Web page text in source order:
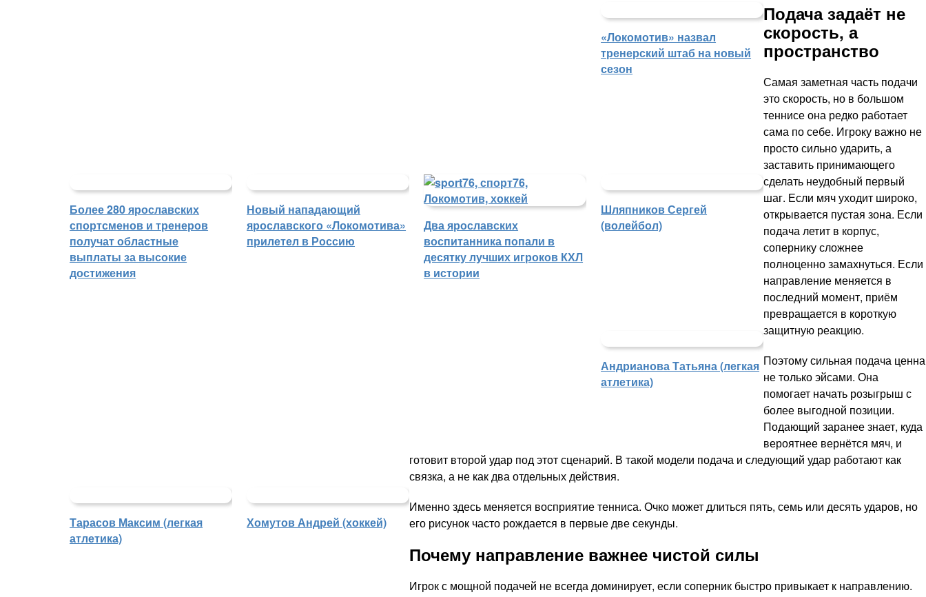
«Локомотив» назвал
тренерский штаб на новый
сезон
Более 280 ярославских
спортсменов и тренеров
получат областные
выплаты за высокие
достижения
Новый нападающий
ярославского «Локомотива»
прилетел в Россию
Два ярославских
воспитанника попали в
десятку лучших игроков КХЛ
в истории
Шляпников Сергей
(волейбол)
Андрианова Татьяна (легкая
атлетика)
Тарасов Максим (легкая
атлетика)
Хомутов Андрей (хоккей)
Подача задаёт не
скорость, а
пространство
Самая заметная часть подачи
это скорость, но в большом
теннисе она редко работает
сама по себе. Игроку важно не
просто сильно ударить, а
заставить принимающего
сделать неудобный первый
шаг. Если мяч уходит широко,
открывается пустая зона. Если
подача летит в корпус,
сопернику сложнее
полноценно замахнуться. Если
направление меняется в
последний момент, приём
превращается в короткую
защитную реакцию.
Поэтому сильная подача ценна
не только эйсами. Она
помогает начать розыгрыш с
более выгодной позиции.
Подающий заранее знает, куда
вероятнее вернётся мяч, и
готовит второй удар под этот сценарий. В такой модели подача и следующий удар работают как
связка, а не как два отдельных действия.
Именно здесь меняется восприятие тенниса. Очко может длиться пять, семь или десять ударов, но
его рисунок часто рождается в первые две секунды.
Почему направление важнее чистой силы
Игрок с мощной подачей не всегда доминирует, если соперник быстро привыкает к направлению.